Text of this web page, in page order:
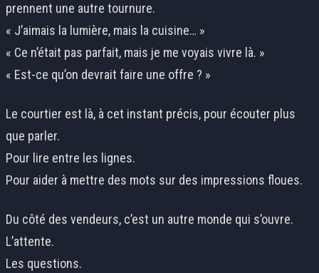
prennent une autre tournure.
« J’aimais la lumière, mais la cuisine… »
« Ce n’était pas parfait, mais je me voyais vivre là. »
« Est-ce qu’on devrait faire une offre ? »
Le courtier est là, à cet instant précis, pour écouter plus
que parler.
Pour lire entre les lignes.
Pour aider à mettre des mots sur des impressions floues.
Du côté des vendeurs, c’est un autre monde qui s’ouvre.
L’attente.
Les questions.